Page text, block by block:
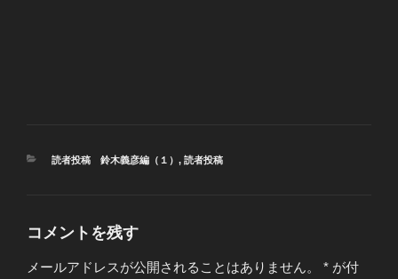
カ
読者投稿 鈴木義彦編（１） , 読者投稿
コメントを残す
メールアドレスが公開されることはありません。 * が付